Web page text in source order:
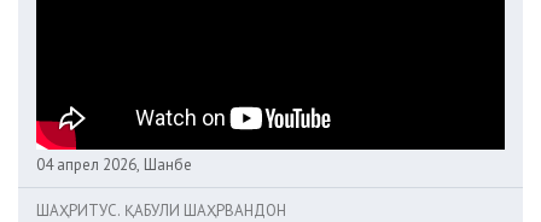
04 апрел 2026, Шанбе
ШАҲРИТУС. ҚАБУЛИ ШАҲРВАНДОН